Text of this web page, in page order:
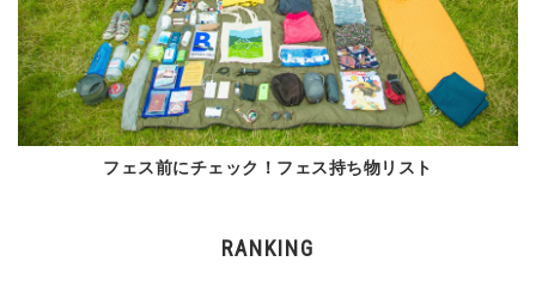
フェス前にチェック！フェス持ち物リスト
RANKING